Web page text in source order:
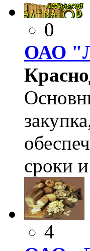
0
ОАО
сроки
4